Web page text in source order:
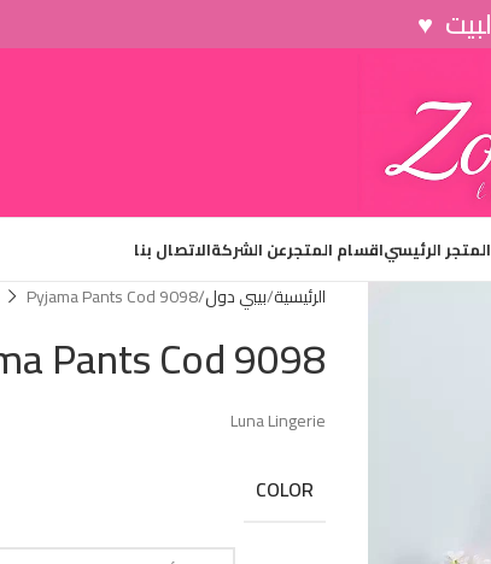
المتجر الرئيسياقسام المتجرعن الشركةالاتصال بنا
الرئيسية بيبي دول Pyjama Pants Cod 9098
Pants Cod 9098
Luna Lingerie
COLOR